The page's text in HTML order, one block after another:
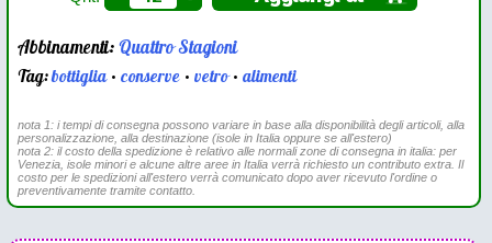
Abbinamenti:Quattro Stagioni
Tag:bottiglia•conserve •vetro•alimenti
nota 1: i tempi di consegna possono variare in base alla disponibilità degli articoli, alla
personalizzazione, alla destinazione (isole in Italia oppure se all'estero)
nota 2: il costo della spedizione è relativo alle normali zone di consegna in italia: per
Venezia, isole minori e alcune altre aree in Italia verrà richiesto un contributo extra. Il
costo per le spedizioni all'estero verrà comunicato dopo aver ricevuto l'ordine o
preventivamente tramite contatto.